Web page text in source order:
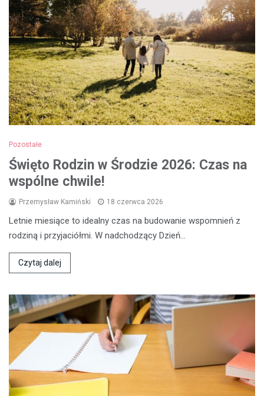
Pozostałe
Święto Rodzin w Środzie 2026: Czas na
wspólne chwile!
Przemysław Kamiński 18 czerwca 2026
Letnie miesiące to idealny czas na budowanie wspomnień z
rodziną i przyjaciółmi. W nadchodzący Dzień…
Czytaj dalej